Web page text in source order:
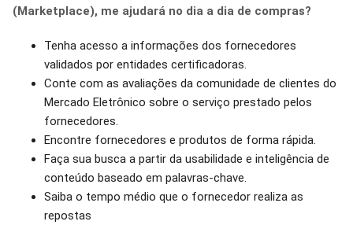
(Marketplace), me ajudará no dia a dia de compras?
Tenha acesso a informações dos fornecedores
validados por entidades certificadoras.
Conte com as avaliações da comunidade de clientes do
Mercado Eletrônico sobre o serviço prestado pelos
fornecedores.
Encontre fornecedores e produtos de forma rápida.
Faça sua busca a partir da usabilidade e inteligência de
conteúdo baseado em palavras-chave.
Saiba o tempo médio que o fornecedor realiza as
repostas